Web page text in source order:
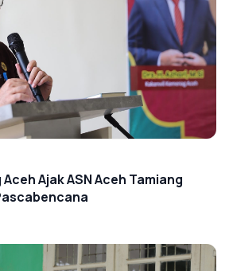
Ajak ASN Aceh Tamiang